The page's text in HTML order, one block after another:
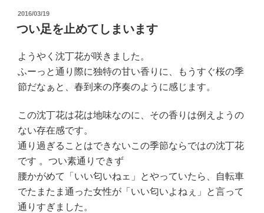
投
日:
2016/03/19
つい足を止めてしまいます
ようやく沈丁花が咲きました。
ふーっと通り際に独特の甘い香りに、もうすぐ桜の季
節だなぁと、春到来の序奏のように感じます。
この沈丁花は花は地味なのに、その香りは例えようの
ない存在感です。
通り過ぎることはできないこの季節ならではの沈丁花
です 。つい素通りできず
腰かがめて「いい匂いねェ」とやっていたら、自転車
でたまたま通った女性が「いい匂いよねぇ」と言って
通りすぎました。